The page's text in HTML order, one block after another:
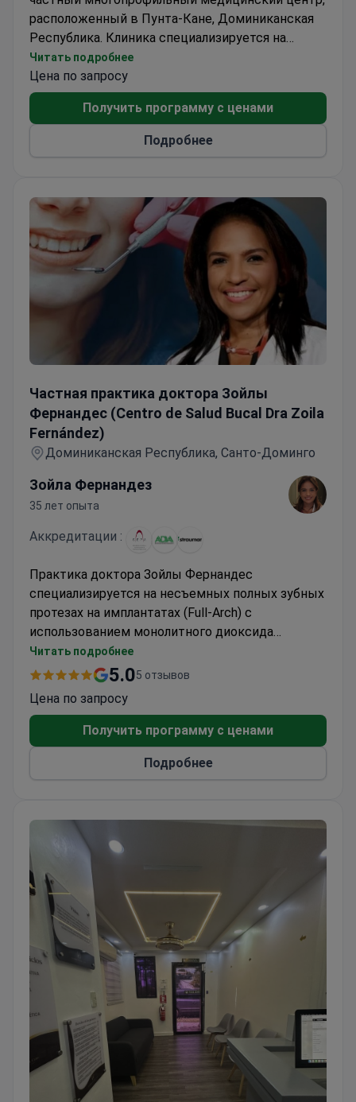
расположенный в Пунта-Кане, Доминиканская
Республика. Клиника специализируется на
стоматологическом лечении и
стоматологической диагностике. Центр
принимает только взрослых пациентов.
Ежегодно около 6 000 пациентов проходят
лечение в Punta Cana Dentist Odontología Familiar.
Читать подробнее
Цена по запросу
Получить программу с ценами
Подробнее
Частная практика доктора Зойлы
Фернандес (Centro de Salud Bucal Dra Zoila
Fernández)
Доминиканская Республика, Санто-Доминго
Зойла Фернандез
35 лет опыта
Аккредитации :
Практика доктора Зойлы Фернандес
специализируется на несъемных полных зубных
протезах на имплантатах (Full-Arch) с
использованием монолитного диоксида
циркония и 6 титановых имплантатов. Обладая
более чем 35 лет опыта опыта в стоматологии,
пациентам, нуждающимся в полной
реабилитации полости рта. Клиника ежегодно
принимает около 500 пациентов, включая
иностранных посетителей из Латинской
Америки, США и Канады.
Читать подробнее
5.05 отзывов
Цена по запросу
Получить программу с ценами
Подробнее